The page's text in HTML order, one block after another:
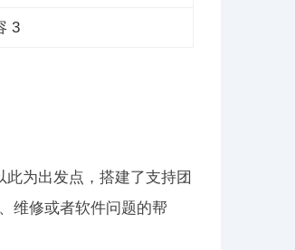
3
为出发点，搭建了支持团
维修或者软件问题的帮